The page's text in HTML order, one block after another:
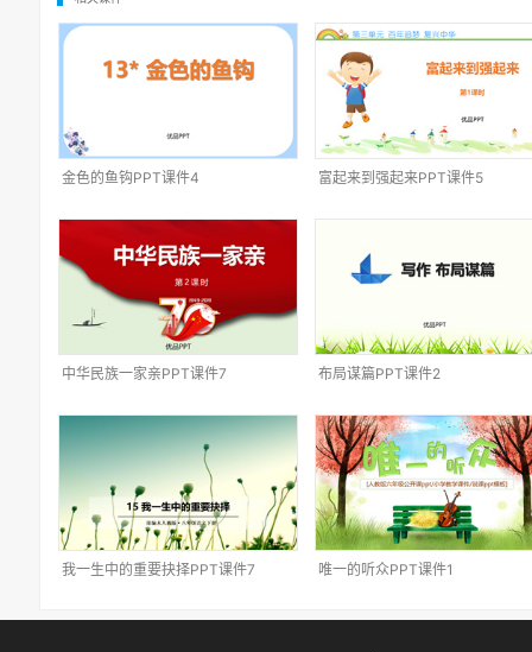
金色的鱼钩PPT课件4 富起来到强起来PPT课件5
中华民族一家亲PPT课件7 布局谋篇PPT课件2
我一生中的重要抉择PPT课件7 唯一的听众PPT课件1